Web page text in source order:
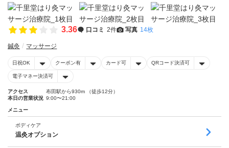
3.36 口コミ 2件 写真 14枚
鍼灸 マッサージ
日祝OK クーポン有 カード可 QRコード決済可
電子マネー決済可
アクセス
布田駅から930m （徒歩12分）
本日の営業状況 9:00〜21:00
メニュー
ボディケア
温灸オプション